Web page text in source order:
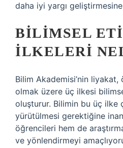
daha iyi yargı
BILIMSEL
ILKELERI
Bilim Akademisi’nin
olmak üzere üç ilkesi
oluşturur. Bilimin bu üç ilke
yürütülmesi gerektiğine
öğrencileri hem de
ve yönlendirmeyi